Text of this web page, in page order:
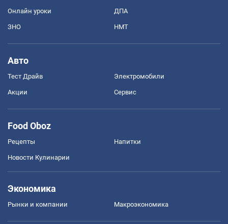
Онлайн уроки ДПА
ЗНО НМТ
Авто
Тест Драйв Электромобили
Акции Сервис
Food Oboz
Рецепты Напитки
Новости Кулинарии
Экономика
Рынки и компании Mакроэкономика